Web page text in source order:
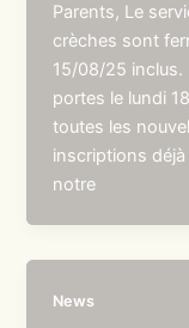
Parents, Le
crèches sont
15/08/25 inclus.
portes le lundi
toutes les
inscriptions
notre
News